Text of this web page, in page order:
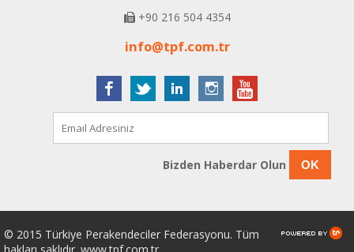
+90 216 504 4354
info@tpf.com.tr
Bizden Haberdar Olun OK
© 2015 Türkiye Perakendeciler Federasyonu. Tüm